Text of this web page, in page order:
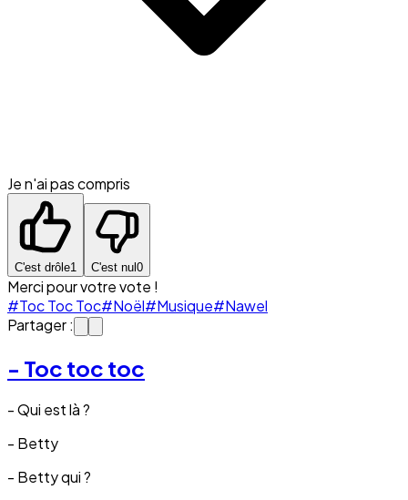
Je n'ai pas compris
C'est drôle1 C'est nul 0
Merci pour votre vote !
#Toc Toc Toc#Noël#Musique#Nawel
Partager :
- Toc toc toc
- Qui est là ?
- Betty
- Betty qui ?